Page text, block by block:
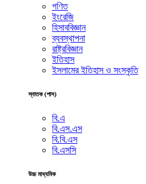
গণিত
ইংরেজি
হিসাববিজ্ঞান
ব্যবস্থাপনা
রাষ্ট্রবিজ্ঞান
ইতিহাস
ইসলামের ইতিহাস ও সংস্কৃতি
স্নাতক (পাস)
বি.এ
বি.এস.এস
বি.বি.এস
বি.এসসি
উচ্চ মাধ্যমিক